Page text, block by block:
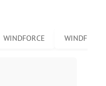
WINDFORCE